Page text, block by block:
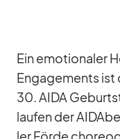
Ein emo­tio­na­ler
En­ga­ge­ments ist
30. AIDA
lau­fen der